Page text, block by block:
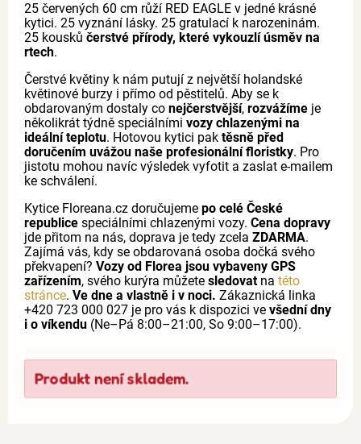
25 červených 60 cm růží RED EAGLE v jedné krásné
kytici. 25 vyznání lásky. 25 gratulací k narozeninám.
25 kousků čerstvé přírody, které vykouzlí úsměv na
rtech.
Čerstvé květiny k nám putují z největší holandské
květinové burzy i přímo od pěstitelů. Aby se k
obdarovaným dostaly co nejčerstvější, rozvážíme je
několikrát týdně speciálními vozy chlazenými na
ideální teplotu. Hotovou kytici pak těsně před
doručením uvážou naše profesionální floristky. Pro
jistotu mohou navíc výsledek vyfotit a zaslat e-mailem
ke schválení.
Kytice Floreana.cz doručujeme po celé České
republice speciálními chlazenými vozy. Cena dopravy
jde přitom na nás, doprava je tedy zcela ZDARMA.
Zajímá vás, kdy se obdarovaná osoba dočká svého
překvapení? Vozy od Florea jsou vybaveny GPS
zařízením, svého kurýra můžete sledovatna této
stránce. Ve dne a vlastně i v noci. Zákaznická linka
+420 723 000 027 je pro vás k dispozici ve všední dny
i o víkendu (Ne–Pá 8:00–21:00, So 9:00–17:00).
Produkt není skladem.